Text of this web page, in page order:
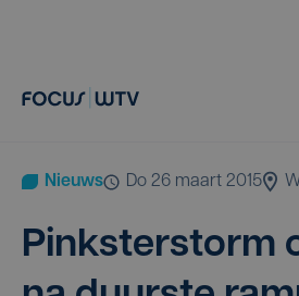
Nieuws do 26 maart 2015
Pink­ster­storm